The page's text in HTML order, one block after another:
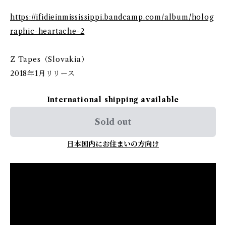
https://ifidieinmississippi.bandcamp.com/album/holog
raphic-heartache-2
Z Tapes（Slovakia）
2018年1月リリース
International shipping available
Sold out
日本国内にお住まいの方向け